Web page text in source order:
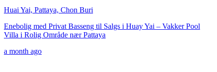
Huai Yai, Pattaya, Chon Buri
Enebolig med Privat Basseng til Salgs i Huay Yai – Vakker Pool
Villa i Rolig Område nær Pattaya
a month ago